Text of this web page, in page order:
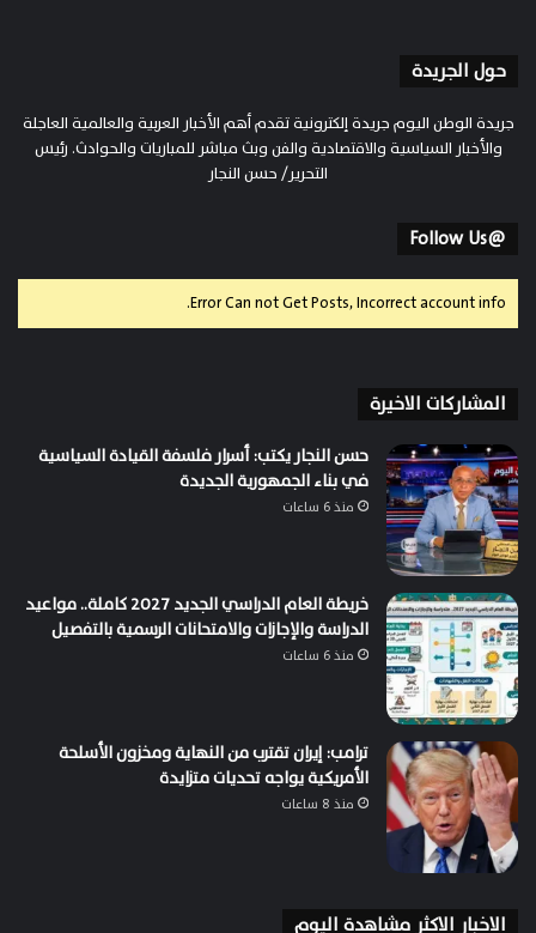
حول الجريدة
جريدة الوطن اليوم جريدة إلكترونية تقدم أهم الأخبار العربية والعالمية العاجلة
والأخبار السياسية والاقتصادية والفن وبث مباشر للمباريات والحوادث. رئيس
التحرير/ حسن النجار
@Follow Us
Error Can not Get Posts, Incorrect account info.
المشاركات الاخيرة
حسن النجار يكتب: أسرار فلسفة القيادة السياسية
في بناء الجمهورية الجديدة
منذ 6 ساعات
خريطة العام الدراسي الجديد 2027 كاملة.. مواعيد
الدراسة والإجازات والامتحانات الرسمية بالتفصيل
منذ 6 ساعات
ترامب: إيران تقترب من النهاية ومخزون الأسلحة
الأمريكية يواجه تحديات متزايدة
منذ 8 ساعات
الاخبار الاكثر مشاهدة اليوم